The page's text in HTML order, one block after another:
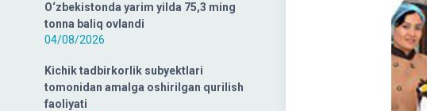
O‘zbekistonda yarim yilda 75,3 ming
tonna baliq ovlandi
04/08/2026
Kichik tadbirkorlik subyektlari
tomonidan amalga oshirilgan qurilish
faoliyati